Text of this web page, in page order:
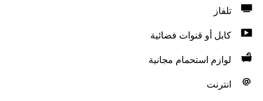
تلفاز
كابل أو قنوات فضائية
لوازم استحمام مجانية
انترنت